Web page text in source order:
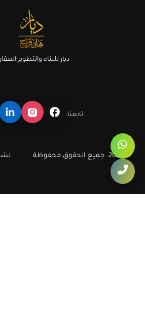
ديار للبناء والتطوير
تابعنا:
© 2026. جميع الحقوق محفوظة.